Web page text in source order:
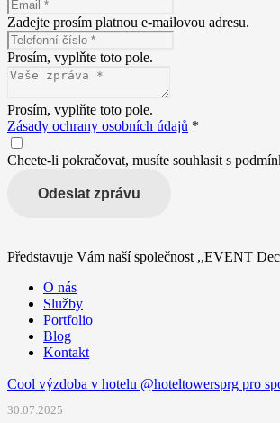
Zadejte prosím platnou e-mailovou adresu.
Prosím, vyplňte toto pole.
Prosím, vyplňte toto pole.
Zásady ochrany osobních údajů *
Chcete-li pokračovat, musíte souhlasit s
Odeslat zprávu
Představuje Vám naší společnost ,,EVENT
O nás
Služby
Portfolio
Blog
Kontakt
Cool výzdoba v hotelu @hoteltowersprg pro
30.07.2025